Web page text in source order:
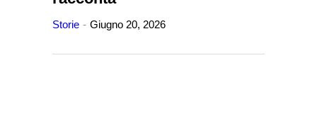
Storie Giugno 20, 2026